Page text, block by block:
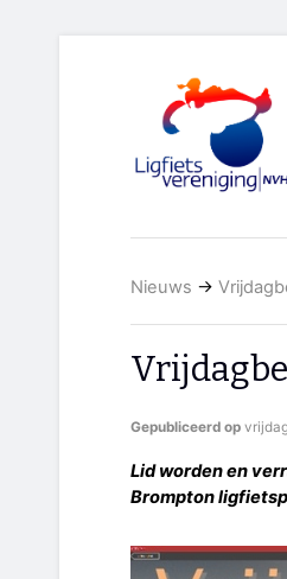
Nieuws →
Gepubliceerd op
Lid worden en
Brompton